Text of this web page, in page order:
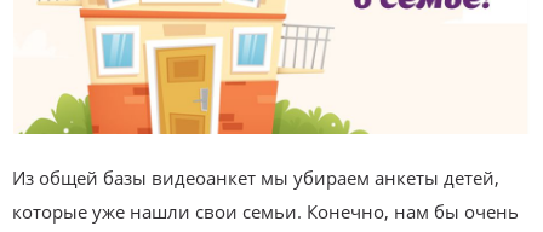
Из общей базы видеоанкет мы убираем анкеты детей,
которые уже нашли свои семьи. Конечно, нам бы очень